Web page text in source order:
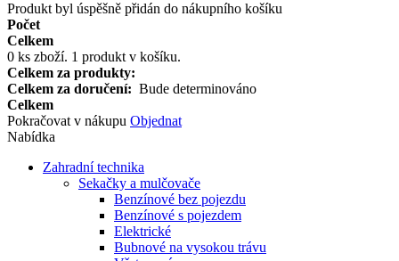
Produkt byl úspěšně přidán do nákupního košíku
Počet
Celkem
0 ks zboží. 1 produkt v košíku.
Celkem za produkty:
Celkem za doručení: Bude determinováno
Celkem
Pokračovat v nákupu Objednat
Nabídka
Zahradní technika
Sekačky a mulčovače
Benzínové bez pojezdu
Benzínové s pojezdem
Elektrické
Bubnové na vysokou trávu